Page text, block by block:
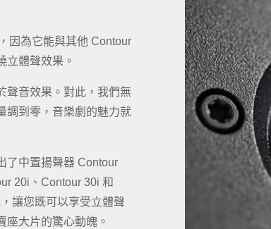
因為它能與其他 Contour
立體聲效果。
聲音效果。對此，我們無
調到零，音樂劇的魅力就
了中置揚聲器 Contour
20i、Contour 30i 和
讓您既可以享受立體聲
座大片的驚心動魄。